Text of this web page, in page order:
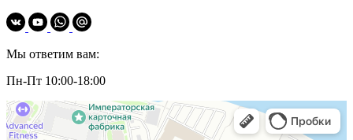
Мы ответим вам:
Пн-Пт 10:00-18:00